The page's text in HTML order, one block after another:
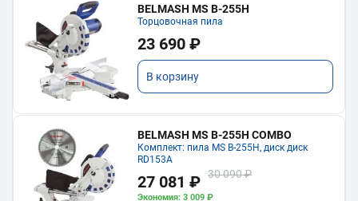
BELMASH MS B-255H
Торцовочная пила
23 690 ₽
В корзину
BELMASH MS B-255H COMBO
Комплект: пила MS B-255H, диск диск
RD153A
27 081 ₽ 30 090 ₽
Экономия: 3 009 ₽